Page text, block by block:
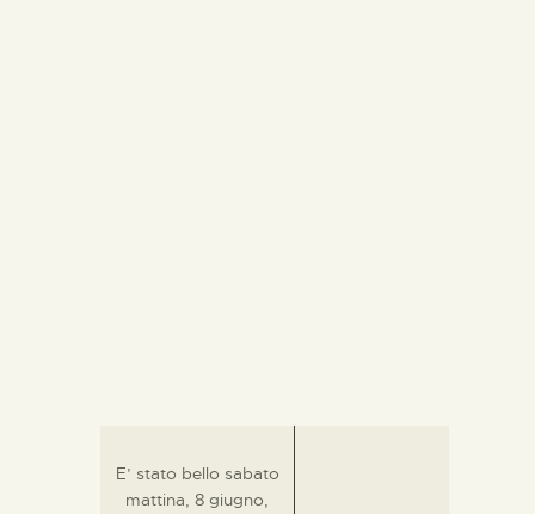
E’ stato bello sabato
mattina, 8 giugno,